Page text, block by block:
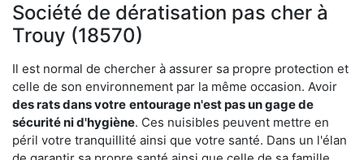
Société de dératisation pas cher à
Trouy (18570)
Il est normal de chercher à assurer sa propre protection et
celle de son environnement par la même occasion. Avoir
des rats dans votre entourage n'est pas un gage de
sécurité ni d'hygiène. Ces nuisibles peuvent mettre en
péril votre tranquillité ainsi que votre santé. Dans un l'élan